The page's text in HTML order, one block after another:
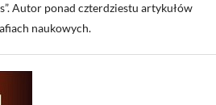
Autor ponad czterdziestu artykułów
naukowych.